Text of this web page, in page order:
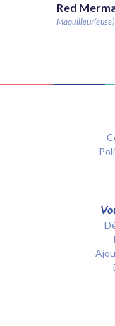
Red
Maquilleur(euse)